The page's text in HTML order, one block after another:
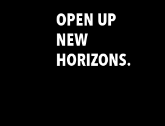
OPEN UP
NEW
HORIZONS.